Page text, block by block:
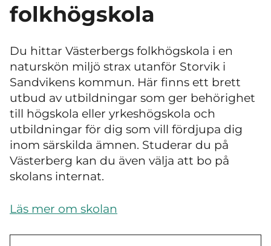
folkhögskola
Du hittar Västerbergs folkhögskola i en
naturskön miljö strax utanför Storvik i
Sandvikens kommun. Här finns ett brett
utbud av utbildningar som ger behörighet
till högskola eller yrkeshögskola och
utbildningar för dig som vill fördjupa dig
inom särskilda ämnen. Studerar du på
Västerberg kan du även välja att bo på
skolans internat.
Läs mer om skolan